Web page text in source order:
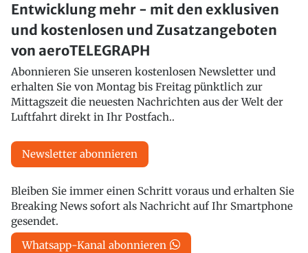
Entwicklung mehr - mit den exklusiven
und kostenlosen und Zusatzangeboten
von aeroTELEGRAPH
Abonnieren Sie unseren kostenlosen Newsletter und
erhalten Sie von Montag bis Freitag pünktlich zur
Mittagszeit die neuesten Nachrichten aus der Welt der
Luftfahrt direkt in Ihr Postfach..
Newsletter abonnieren
Bleiben Sie immer einen Schritt voraus und erhalten Sie
Breaking News sofort als Nachricht auf Ihr Smartphone
gesendet.
Whatsapp-Kanal abonnieren